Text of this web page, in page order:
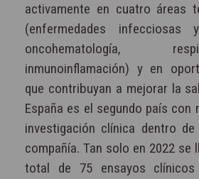
activamente en cuatro áreas
(enfermedades infecciosas
oncohematología,
inmunoinflamación) y en
que contribuyan a mejorar la
España es el segundo país con
investigación clínica dentro
compañía. Tan solo en 2022 se
total de 75 ensayos